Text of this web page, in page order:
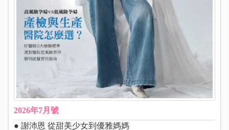
2026年7月號
● 謝沛恩 從甜美少女到優雅媽媽